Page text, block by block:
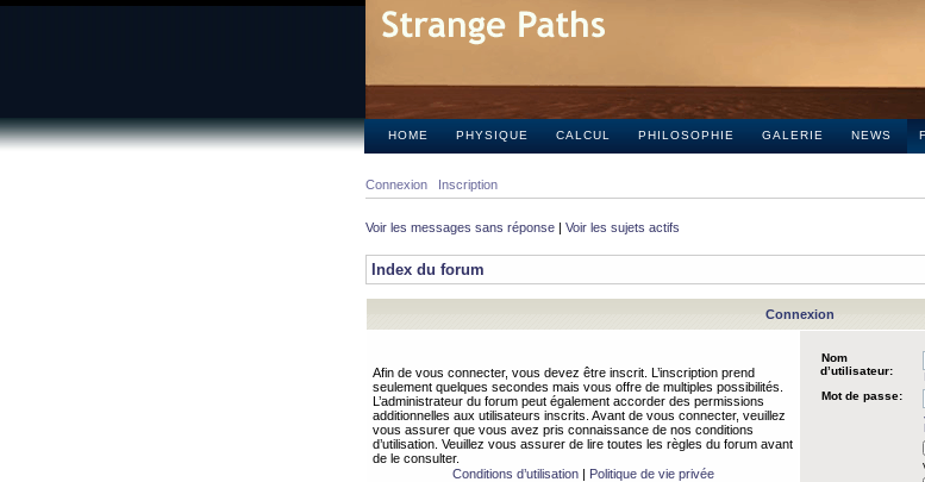
HOME PHYSIQUE CALCUL PHILOSOPHIE GALERIE NEWS
Connexion Inscription
Voir les messages sans réponse | Voir les sujets actifs
Index du forum
Connexion
Afin de vous connecter, vous devez être inscrit. L’inscription prend
seulement quelques secondes mais vous offre de multiples possibilités.
L’administrateur du forum peut également accorder des permissions
additionnelles aux utilisateurs inscrits. Avant de vous connecter, veuillez
vous assurer que vous avez pris connaissance de nos conditions
d’utilisation. Veuillez vous assurer de lire toutes les règles du forum avant
de le consulter.
Conditions d’utilisation| Politique de vie privée
Nom
d’utilisateur:
Mot de passe: